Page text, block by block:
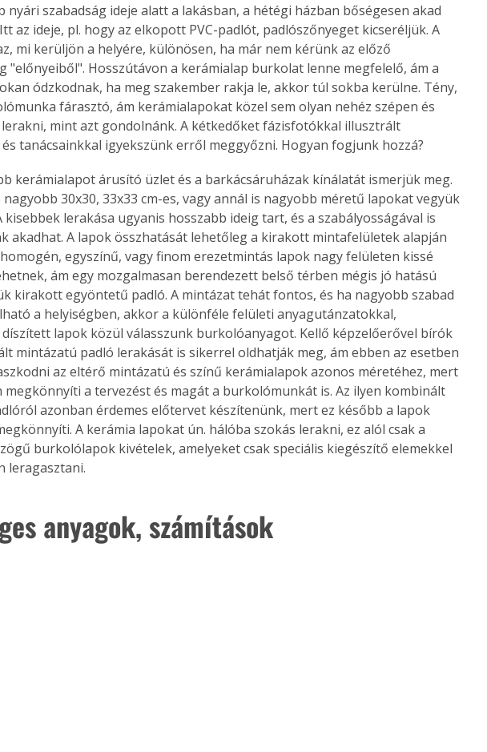
nyári szabadság ideje alatt a lakásban, a hétégi házban bőségesen akad
az ideje, pl. hogy az elkopott PVC-padlót, padlószőnyeget kicseréljük. A
mi kerüljön a helyére, különösen, ha már nem kérünk az előző
"előnyeiből". Hosszútávon a kerámialap burkolat lenne megfelelő, ám a
ódzkodnak, ha meg szakember rakja le, akkor túl sokba kerülne. Tény,
fárasztó, ám kerámialapokat közel sem olyan nehéz szépen és
mint azt gondolnánk. A kétkedőket fázisfotókkal illusztrált
tanácsainkkal igyekszünk erről meggyőzni. Hogyan fogjunk hozzá?
kerámialapot árusító üzlet és a barkácsáruházak kínálatát ismerjük meg.
30x30, 33x33 cm-es, vagy annál is nagyobb méretű lapokat vegyük
kisebbek lerakása ugyanis hosszabb ideig tart, és a szabályosságával is
akadhat. A lapok összhatását lehetőleg a kirakott mintafelületek alapján
egyszínű, vagy finom erezetmintás lapok nagy felületen kissé
ám egy mozgalmasan berendezett belső térben mégis jó hatású
kirakott egyöntetű padló. A mintázat tehát fontos, és ha nagyobb szabad
a helyiségben, akkor a különféle felületi anyagutánzatokkal,
díszített lapok közül válasszunk burkolóanyagot. Kellő képzelőerővel bírók
mintázatú padló lerakását is sikerrel oldhatják meg, ám ebben az esetben
az eltérő mintázatú és színű kerámialapok azonos méretéhez, mert
megkönnyíti a tervezést és magát a burkolómunkát is. Az ilyen kombinált
azonban érdemes előtervet készítenünk, mert ez később a lapok
A kerámia lapokat ún. hálóba szokás lerakni, ez alól csak a
burkolólapok kivételek, amelyeket csak speciális kiegészítő elemekkel
leragasztani.
anyagok, számítások